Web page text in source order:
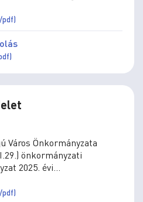
jogviszonyának egyes
önkormányzati
pdf)
Város Önkormányzata
önkormányzati
2025. évi
(II.28.) önkormányzati
pdf)